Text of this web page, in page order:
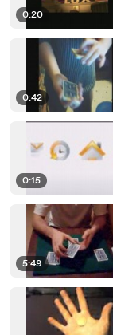
0:20
0:42
0:15
5:49